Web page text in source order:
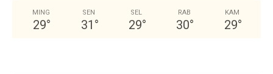
MING
29°
SEN
31 °
SEL
29°
RAB
30°
KAM
29°